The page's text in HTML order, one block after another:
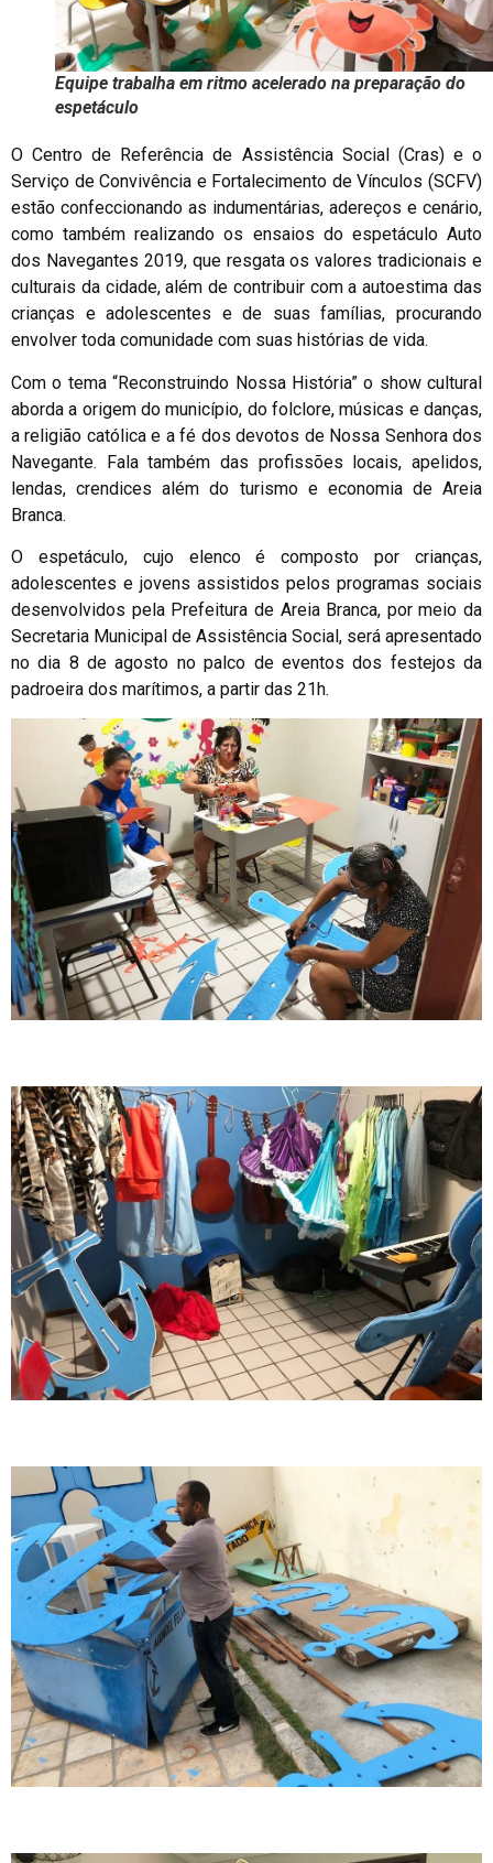
Equipe trabalha em ritmo acelerado na preparação do
espetáculo
O Centro de Referência de Assistência Social (Cras) e o
Serviço de Convivência e Fortalecimento de Vínculos (SCFV)
estão confeccionando as indumentárias, adereços e cenário,
como também realizando os ensaios do espetáculo Auto
dos Navegantes 2019, que resgata os valores tradicionais e
culturais da cidade, além de contribuir com a autoestima das
crianças e adolescentes e de suas famílias, procurando
envolver toda comunidade com suas histórias de vida.
Com o tema “Reconstruindo Nossa História” o show cultural
aborda a origem do município, do folclore, músicas e danças,
a religião católica e a fé dos devotos de Nossa Senhora dos
Navegante. Fala também das profissões locais, apelidos,
lendas, crendices além do turismo e economia de Areia
Branca.
O espetáculo, cujo elenco é composto por crianças,
adolescentes e jovens assistidos pelos programas sociais
desenvolvidos pela Prefeitura de Areia Branca, por meio da
Secretaria Municipal de Assistência Social, será apresentado
no dia 8 de agosto no palco de eventos dos festejos da
padroeira dos marítimos, a partir das 21h.